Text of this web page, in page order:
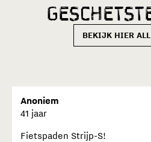
BEKIJK HIER
Anoniem
41 jaar
Fietspaden Strijp-S!